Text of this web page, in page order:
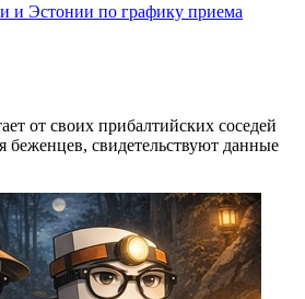
и Эстонии по графику приема
от своих прибалтийских соседей
беженцев, свидетельствуют данные